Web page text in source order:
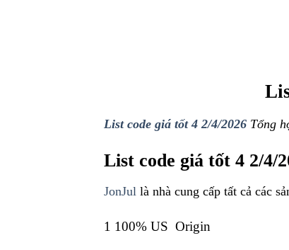
List code giá tốt 4 2/4/2026 Tổng
List code giá tốt 4 2/4/
JonJul là nhà cung cấp tất cả các
1 100% US Origin